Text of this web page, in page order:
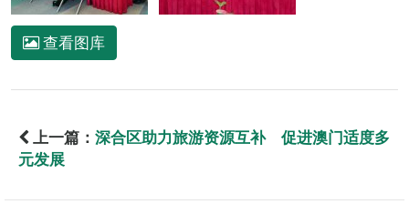
查看图库
上一篇： 深合区助力旅游资源互补 促进澳门适度多
元发展